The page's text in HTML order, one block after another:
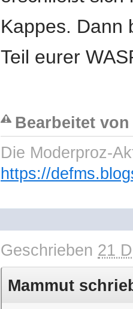
Kappes. Dann
Teil eurer
Bearbeitet von
Die Moderproz-
https://
Geschrieben 21
Mammut